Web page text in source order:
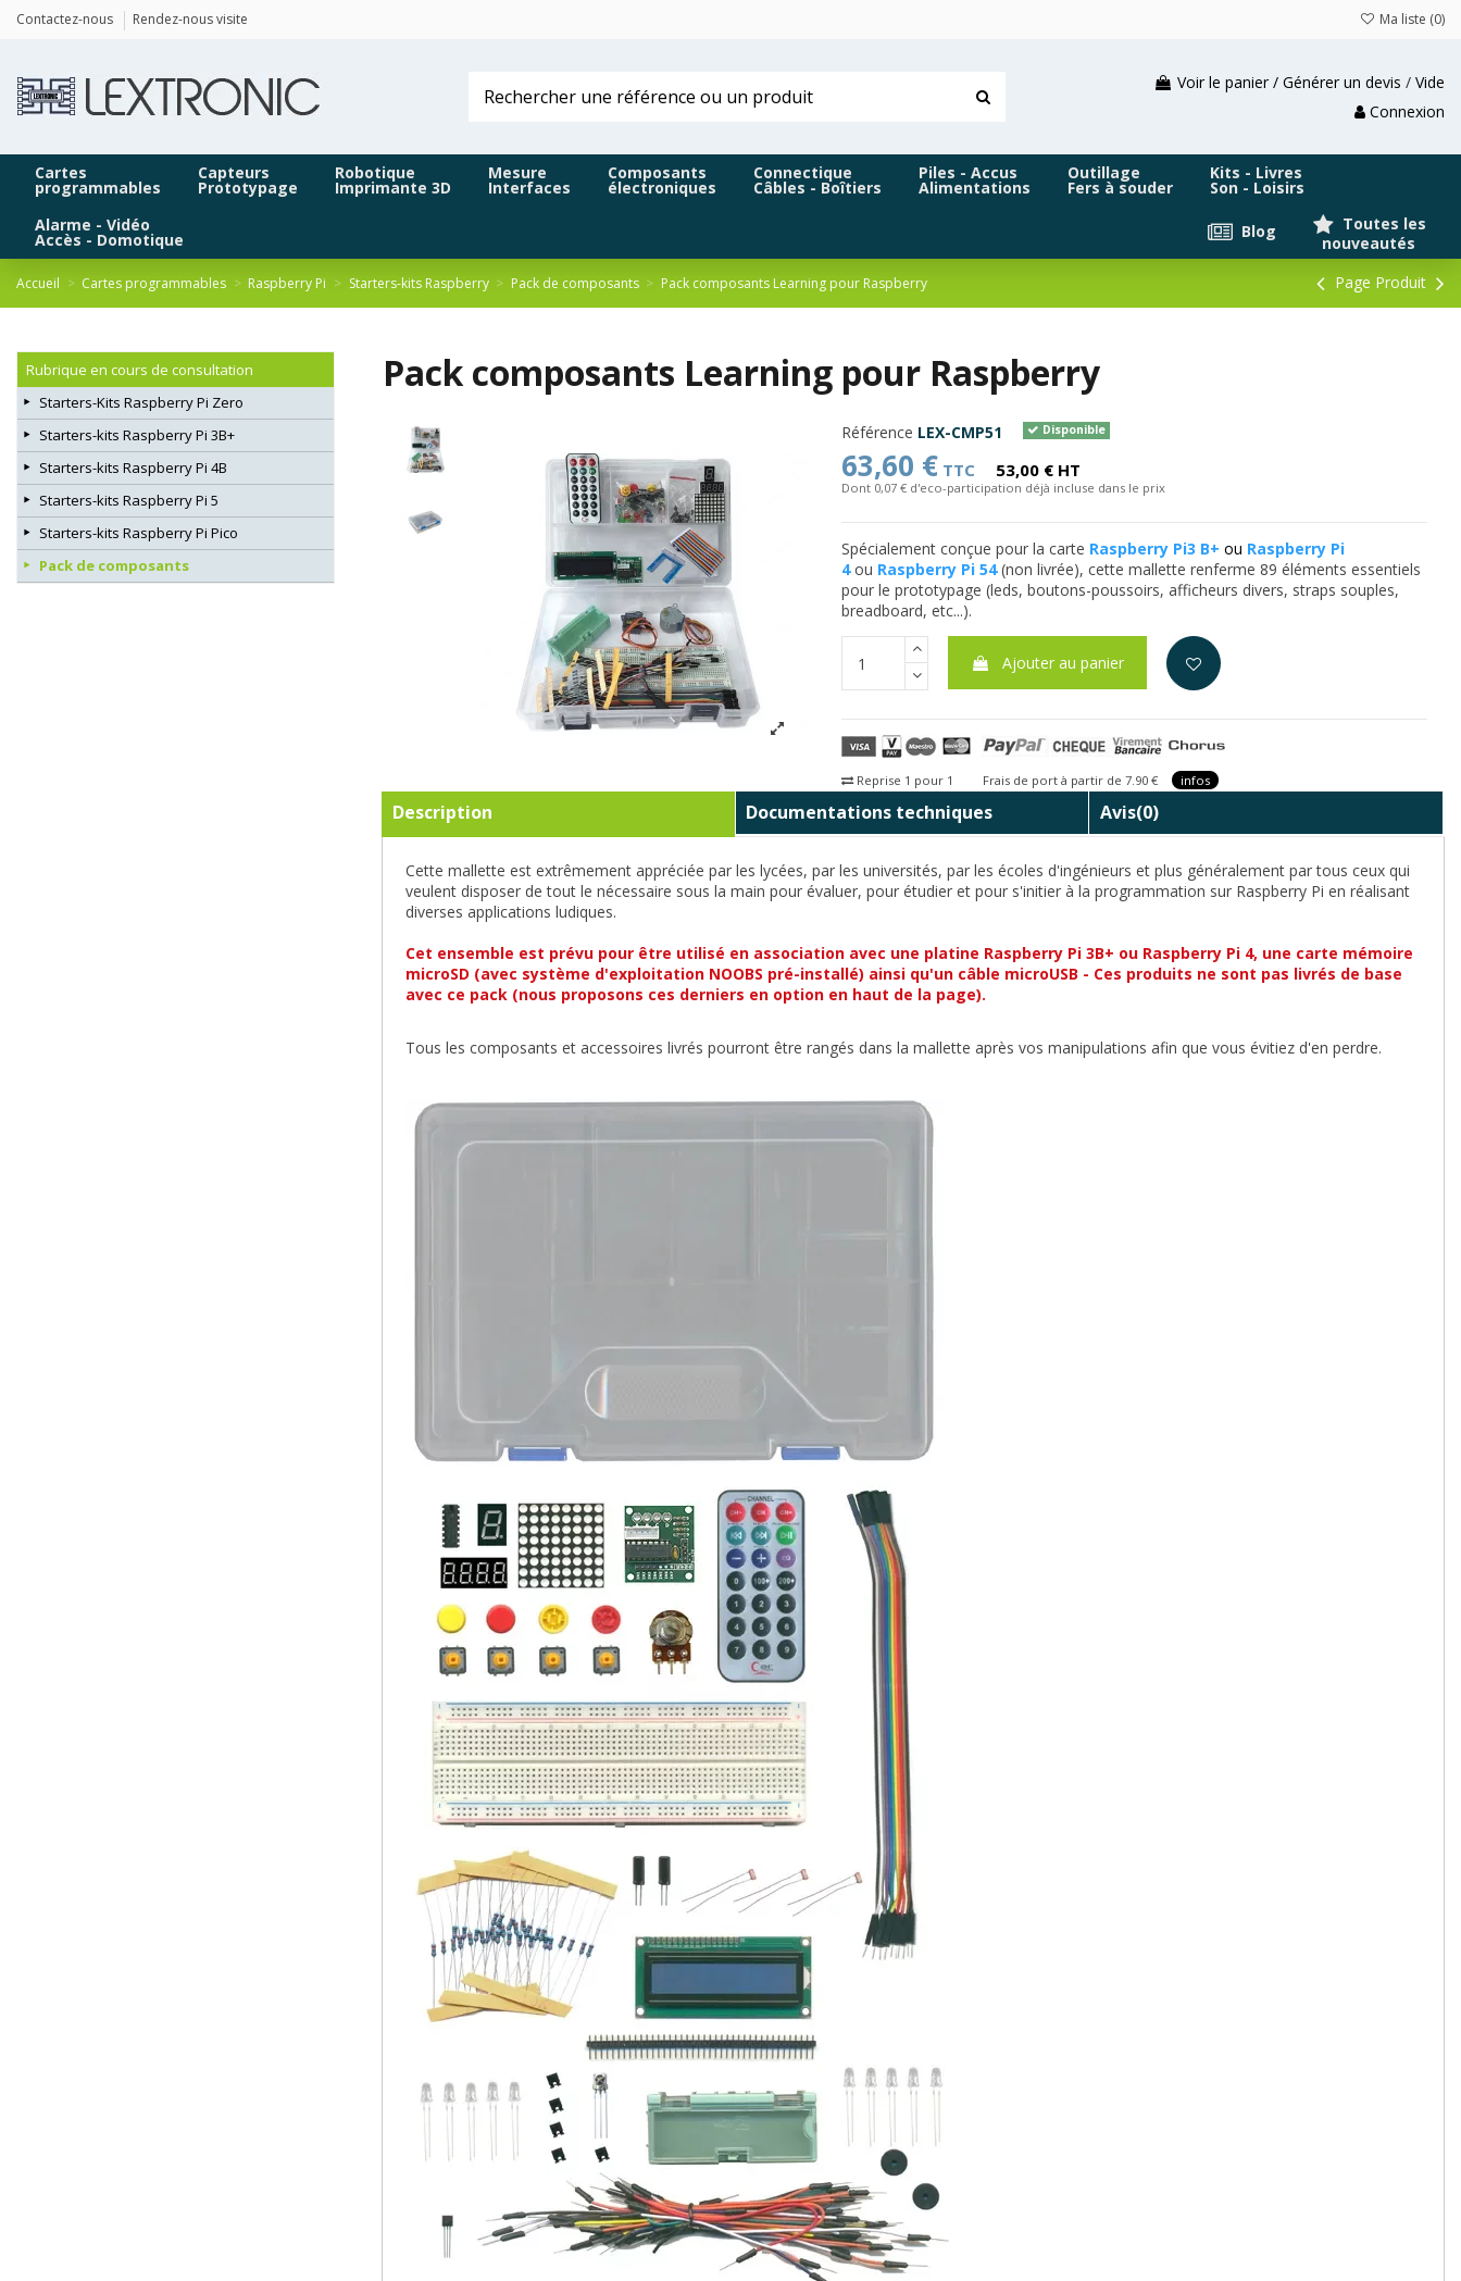
Contactez-nous Rendez-nous visite Ma liste (0)
Voir le panier / Générer un devis / Vide
Connexion
Cartes
programmables
Capteurs
Prototypage
Robotique
Imprimante 3D
Mesure
Interfaces
Composants
électroniques
Connectique
Câbles - Boîtiers
Piles - Accus
Alimentations
Outillage
Fers à souder
Kits - Livres
Son - Loisirs
Alarme - Vidéo
Accès - Domotique
Toutes les
nouveautés
Blog
Accueil Cartes programmables Raspberry Pi Starters-kits Raspberry Pack de composants Pack composants Learning pour Raspberry Page Produit
Pack composants Learning pour Raspberry
Référence LEX-CMP51 Disponible
63,60 € TTC 53,00 € HT
Dont 0,07 € d'eco-participation déjà incluse dans le prix
Spécialement conçue pour la carte Raspberry Pi3 B+ ou Raspberry Pi
4 ou Raspberry Pi 54 (non livrée), cette mallette renferme 89 éléments essentiels
pour le prototypage (leds, boutons-poussoirs, afficheurs divers, straps souples,
breadboard, etc...).
Ajouter au panier
Reprise 1 pour 1 Frais de port à partir de 7.90 € infos
Description Documentations techniques Avis(0)
Cette mallette est extrêmement appréciée par les lycées, par les universités, par les écoles d'ingénieurs et plus généralement par tous ceux qui
veulent disposer de tout le nécessaire sous la main pour évaluer, pour étudier et pour s'initier à la programmation sur Raspberry Pi en réalisant
diverses applications ludiques.
Cet ensemble est prévu pour être utilisé en association avec une platine Raspberry Pi 3B+ ou Raspberry Pi 4, une carte mémoire
microSD (avec système d'exploitation NOOBS pré-installé) ainsi qu'un câble microUSB - Ces produits ne sont pas livrés de base
avec ce pack (nous proposons ces derniers en option en haut de la page).
Tous les composants et accessoires livrés pourront être rangés dans la mallette après vos manipulations afin que vous évitiez d'en perdre.
Rubrique en cours de consultation
Starters-Kits Raspberry Pi Zero
Starters-kits Raspberry Pi 3B+
Starters-kits Raspberry Pi 4B
Starters-kits Raspberry Pi 5
Starters-kits Raspberry Pi Pico
Pack de composants
Panneau de gestion des cookies